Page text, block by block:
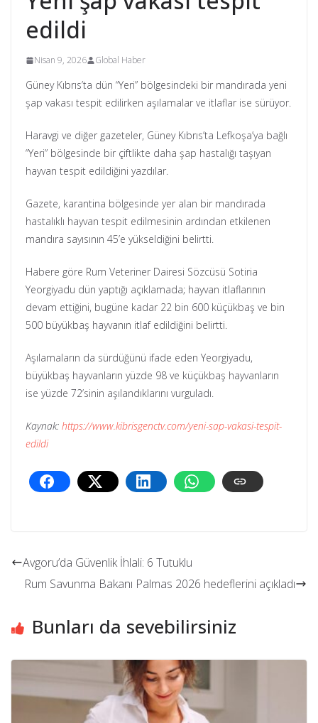
edildi
Nisan 9, 2026 Global Haber
Güney Kıbrıs’ta dün “Yeri” bölgesindeki bir mandırada yeni
şap vakası tespit edilirken aşılamalar ve itlaflar ise sürüyor.
Haravgi ve diğer gazeteler, Güney Kıbrıs’ta Lefkoşa’ya bağlı
“Yeri” bölgesinde bir çiftlikte daha şap hastalığı taşıyan
hayvan tespit edildiğini yazdılar.
Gazete, karantina bölgesinde yer alan bir mandırada
hastalıklı hayvan tespit edilmesinin ardından etkilenen
mandıra sayısının 45’e yükseldiğini belirtti.
Habere göre Rum Veteriner Dairesi Sözcüsü Sotiria
Yeorgiyadu dün yaptığı açıklamada; hayvan itlaflarının
devam ettiğini, bugüne kadar 22 bin 600 küçükbaş ve bin
500 büyükbaş hayvanın itlaf edildiğini belirtti.
Aşılamaların da sürdüğünü ifade eden Yeorgiyadu,
büyükbaş hayvanların yüzde 98 ve küçükbaş hayvanların
ise yüzde 72’sinin aşılandıklarını vurguladı.
Kaynak: https://www.kibrisgenctv.com/yeni-sap-vakasi-tespit-
edildi
Avgoru’da Güvenlik İhlali: 6 Tutuklu
Rum Savunma Bakanı Palmas 2026 hedeflerini açıkladı
Bunları da sevebilirsiniz